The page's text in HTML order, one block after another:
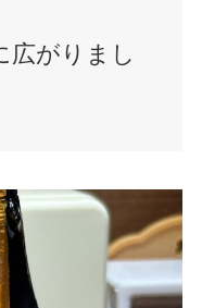
広がりまし